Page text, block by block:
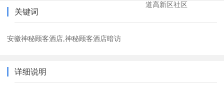
道高新区社区
关键词
安徽神秘顾客酒店,神秘顾客酒店暗访
详细说明